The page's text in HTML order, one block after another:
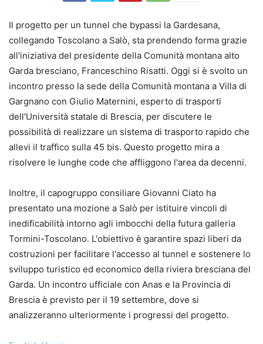
Il progetto per un tunnel che bypassi la Gardesana,
collegando Toscolano a Salò, sta prendendo forma grazie
all'iniziativa del presidente della Comunità montana alto
Garda bresciano, Franceschino Risatti. Oggi si è svolto un
incontro presso la sede della Comunità montana a Villa di
Gargnano con Giulio Maternini, esperto di trasporti
dell'Università statale di Brescia, per discutere le
possibilità di realizzare un sistema di trasporto rapido che
allevi il traffico sulla 45 bis. Questo progetto mira a
risolvere le lunghe code che affliggono l'area da decenni.
Inoltre, il capogruppo consiliare Giovanni Ciato ha
presentato una mozione a Salò per istituire vincoli di
inedificabilità intorno agli imbocchi della futura galleria
Tormini-Toscolano. L'obiettivo è garantire spazi liberi da
costruzioni per facilitare l'accesso al tunnel e sostenere lo
sviluppo turistico ed economico della riviera bresciana del
Garda. Un incontro ufficiale con Anas e la Provincia di
Brescia è previsto per il 19 settembre, dove si
analizzeranno ulteriormente i progressi del progetto.